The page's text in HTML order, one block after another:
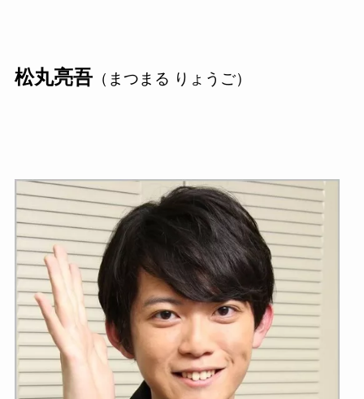
松丸亮吾（まつまる りょうご）